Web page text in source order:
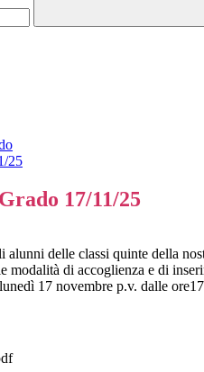
25
17/11/25
delle classi quinte della
modalità di accoglienza e di
17 novembre p.v. dalle